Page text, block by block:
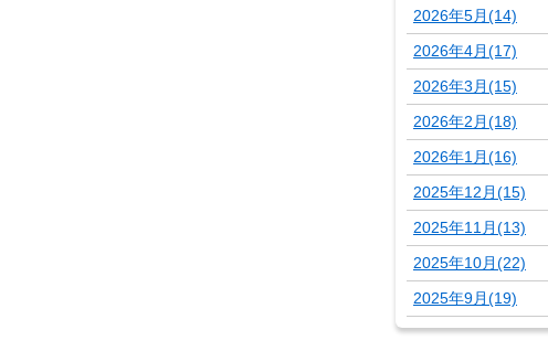
2026年5月(14)
2026年4月(17)
2026年3月(15)
2026年2月(18)
2026年1月(16)
2025年12月(15)
2025年11月(13)
2025年10月(22)
2025年9月(19)